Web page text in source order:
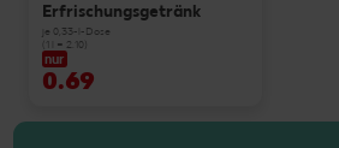
Erfrischungsgetränk
je 0,33-l-Dose
(1 l = 2.10)
nur
0.69